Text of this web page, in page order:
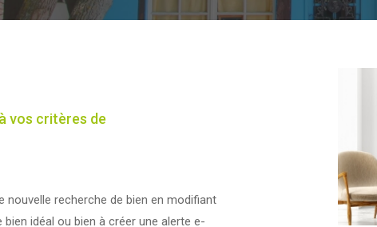
vos critères de
recherche de bien en modifiant
idéal ou bien à créer une alerte e-